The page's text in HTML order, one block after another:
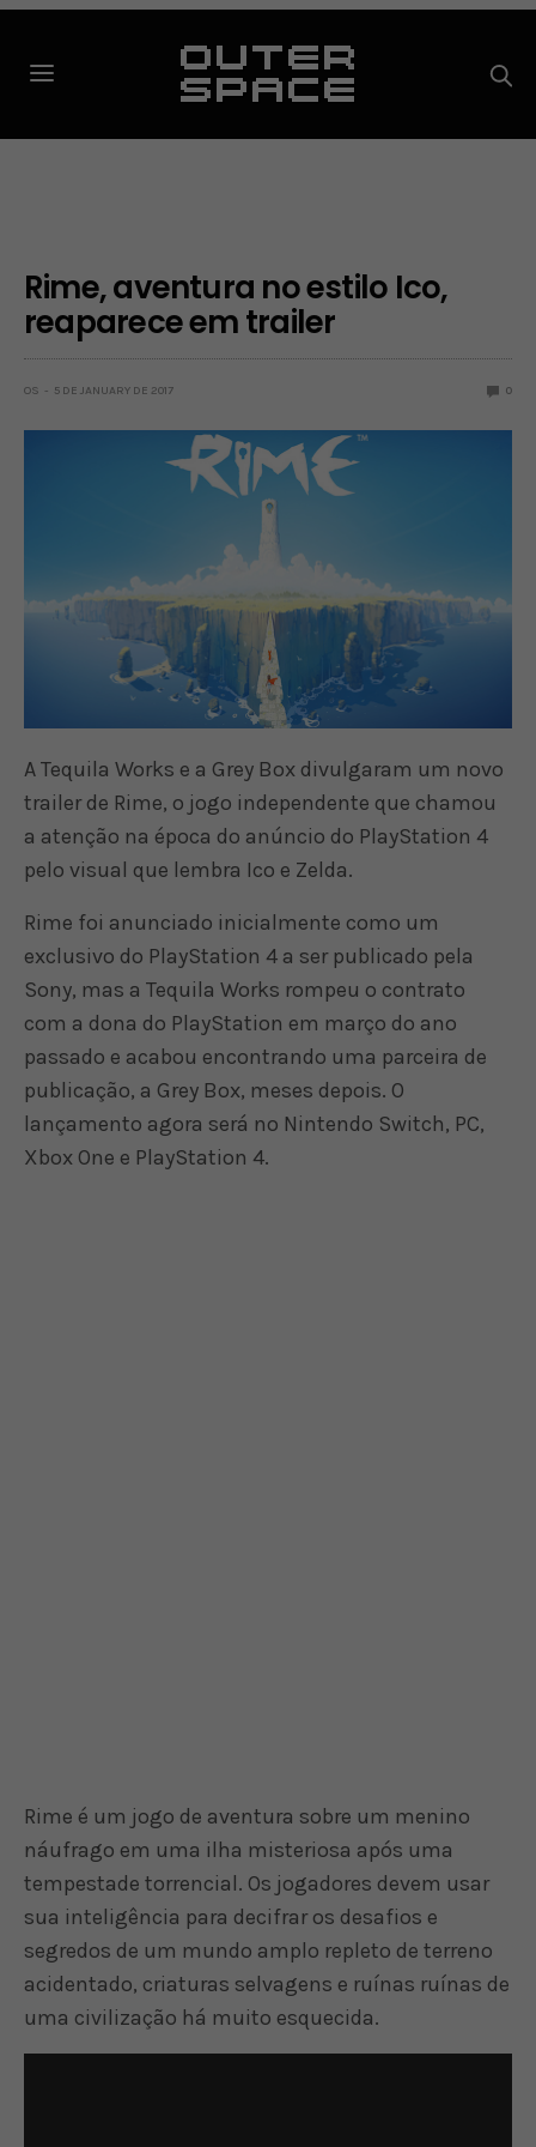
Rime, aventura no estilo Ico,
reaparece em trailer
OS 5 DE JANUARY DE 2017 0
A Tequila Works e a Grey Box divulgaram um novo
trailer de Rime, o jogo independente que chamou
a atenção na época do anúncio do PlayStation 4
pelo visual que lembra Ico e Zelda.
Rime foi anunciado inicialmente como um
exclusivo do PlayStation 4 a ser publicado pela
Sony, mas a Tequila Works rompeu o contrato
com a dona do PlayStation em março do ano
passado e acabou encontrando uma parceira de
publicação, a Grey Box, meses depois. O
lançamento agora será no Nintendo Switch, PC,
Xbox One e PlayStation 4.
Rime é um jogo de aventura sobre um menino
náufrago em uma ilha misteriosa após uma
tempestade torrencial. Os jogadores devem usar
sua inteligência para decifrar os desafios e
segredos de um mundo amplo repleto de terreno
acidentado, criaturas selvagens e ruínas ruínas de
uma civilização há muito esquecida.